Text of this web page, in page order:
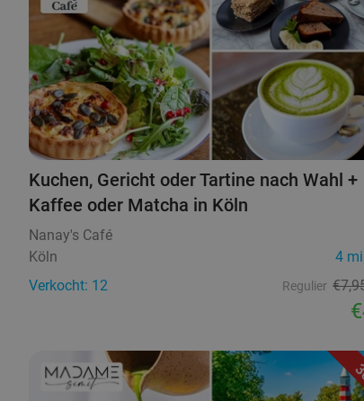
Kuchen, Gericht oder Tartine nach Wahl +
Kaffee oder Matcha in Köln
Nanay's Café
Köln
4
Verkocht: 12
Regulier